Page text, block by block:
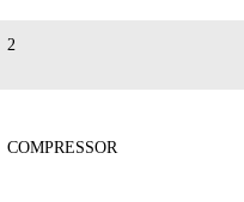
2
COMPRESSOR